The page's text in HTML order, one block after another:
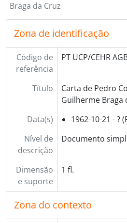
Braga da Cruz
Zona de identificação
Código de
referência
PT UCP/CEHR
Título
Carta de Pedro
Guilherme Braga
Data(s)
1962-10-21 - ?
Nível de
descrição
Documento
Dimensão
e suporte
1 fl.
Zona do contexto